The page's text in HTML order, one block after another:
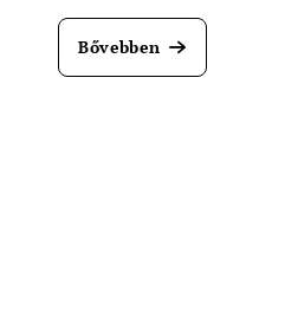
Bővebben